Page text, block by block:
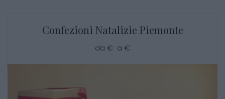
Confezioni Natalizie Piemonte
da € a €